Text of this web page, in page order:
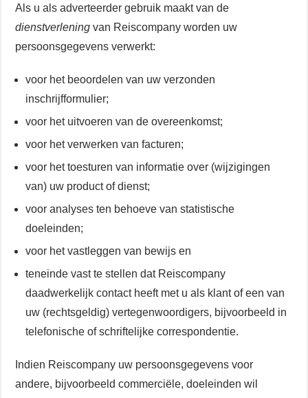
Als u als adverteerder gebruik maakt van de
dienstverlening van Reiscompany worden uw
persoonsgegevens verwerkt:
voor het beoordelen van uw verzonden
inschrijfformulier;
voor het uitvoeren van de overeenkomst;
voor het verwerken van facturen;
voor het toesturen van informatie over (wijzigingen
van) uw product of dienst;
voor analyses ten behoeve van statistische
doeleinden;
voor het vastleggen van bewijs en
teneinde vast te stellen dat Reiscompany
daadwerkelijk contact heeft met u als klant of een van
uw (rechtsgeldig) vertegenwoordigers, bijvoorbeeld in
telefonische of schriftelijke correspondentie.
Indien Reiscompany uw persoonsgegevens voor
andere, bijvoorbeeld commerciële, doeleinden wil